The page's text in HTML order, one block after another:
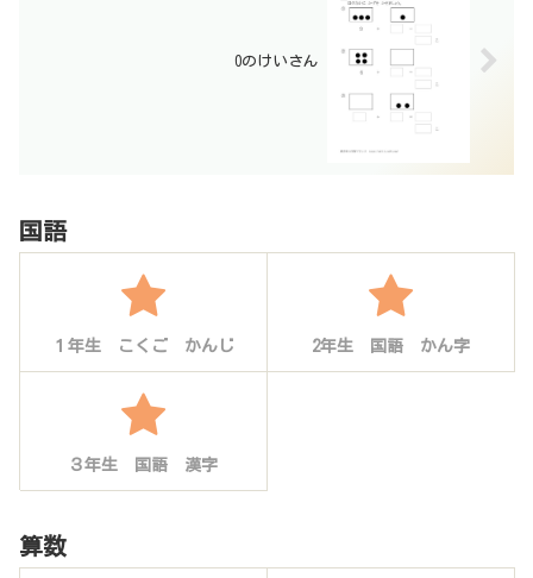
0のけいさん
国語
１年生 こくご かんじ 2年生 国語 かん字
３年生 国語 漢字
算数